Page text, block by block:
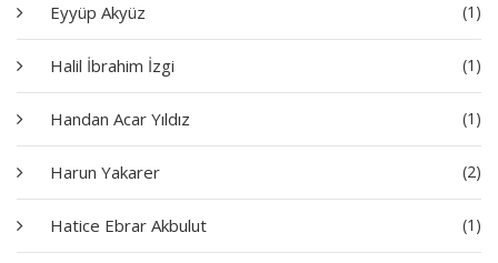
Eyyüp Akyüz (1)
Halil İbrahim İzgi (1)
Handan Acar Yıldız (1)
Harun Yakarer (2)
Hatice Ebrar Akbulut (1)